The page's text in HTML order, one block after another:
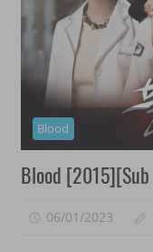
Blood
Blood
06/01/2023